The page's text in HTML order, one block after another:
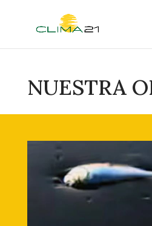
NUESTRA